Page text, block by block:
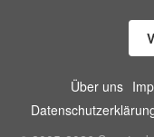
Über uns